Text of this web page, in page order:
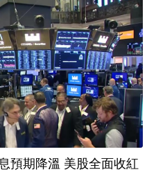
預期降溫 美股全面收紅